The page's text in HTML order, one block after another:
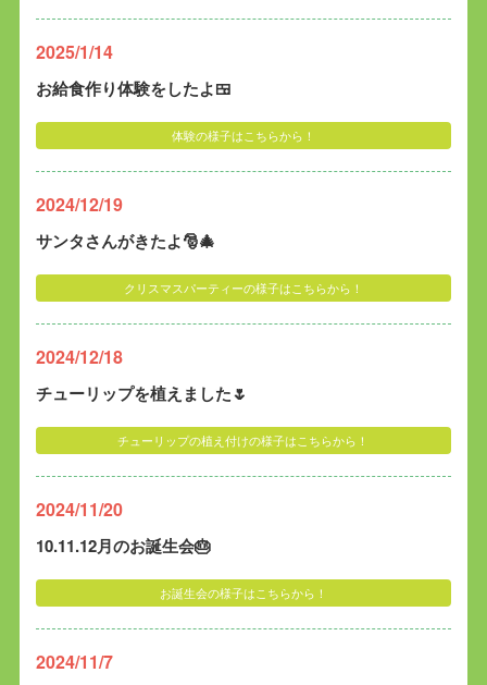
2025/1/14
お給食作り体験をしたよ🍱
体験の様子はこちらから！
2024/12/19
サンタさんがきたよ🎅🎄
クリスマスパーティーの様子はこちらから！
2024/12/18
チューリップを植えました🌷
チューリップの植え付けの様子はこちらから！
2024/11/20
10.11.12月のお誕生会🎂
お誕生会の様子はこちらから！
2024/11/7